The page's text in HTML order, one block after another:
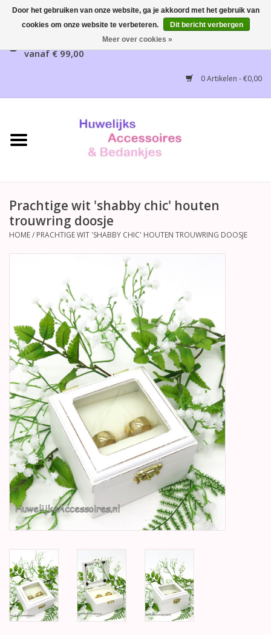
Gratis verzending mogelijk, NL vanaf € 65,00, België
vanaf € 99,00
0 Artikelen - €0,00
Home
Bruidsaccessoires
Huwelijksreceptie
Betty Boop Huwelijk
Jubileum
Geboorte, Doop en
Communie
SALE
Prachtige wit 'shabby chic' houten
trouwring doosje
HOME/ PRACHTIGE WIT 'SHABBY CHIC' HOUTEN TROUWRING DOOSJE
Door het gebruiken van onze website, ga je akkoord met het gebruik van
cookies om onze website te verbeteren.
Dit bericht verbergen
Meer over cookies »